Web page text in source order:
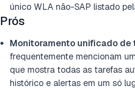
único WLA não-SAP listado
Prós
Monitoramento unificado de
frequentemente mencionam
que mostra todas as tarefas
histórico e alertas em um só